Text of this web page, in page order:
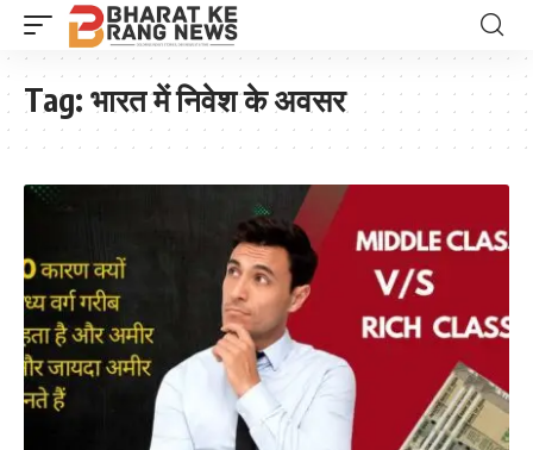
Tag: भारत में निवेश के अवसर